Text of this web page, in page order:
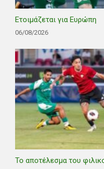
Ετοιμάζεται για Ευρώπη
06/08/2026
Το αποτέλεσμα του